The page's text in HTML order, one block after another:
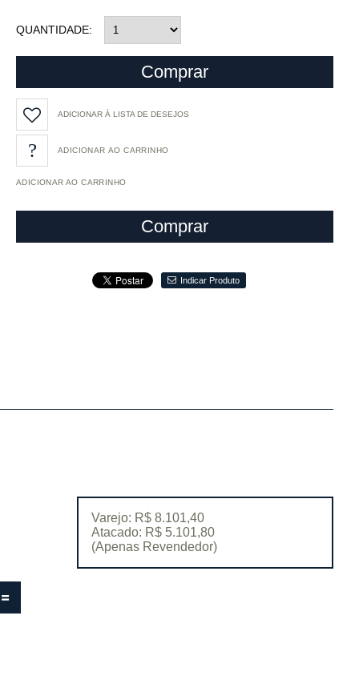
QUANTIDADE
Comprar
ADICIONAR À LISTA DE DESEJOS
ADICIONAR AO CARRINHO
Comprar
Indicar Produto
Varejo: R$ 8.101,40
Atacado: R$ 5.101,80
(Apenas Revendedor)